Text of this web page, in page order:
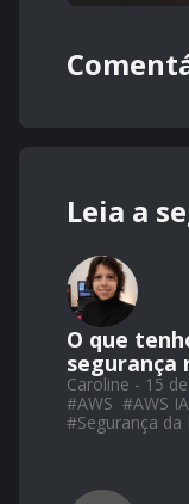
Leia a
O que
segurança
Caroline - 15
#AWS #AWS
#Segurança